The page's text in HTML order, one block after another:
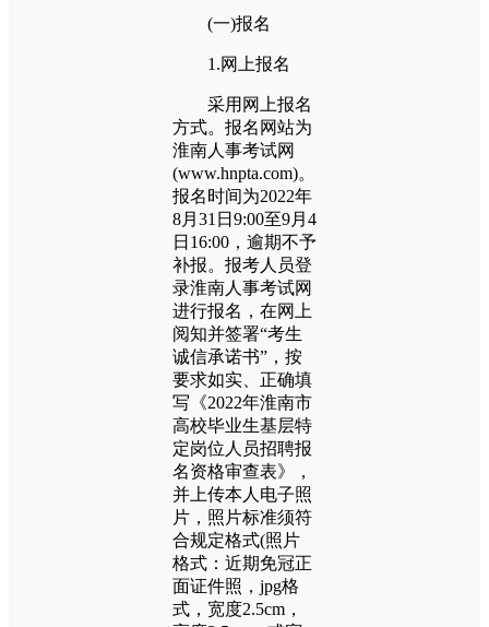
(一)报名
1.网上报名
采用网上报名
方式。报名网站为
淮南人事考试网
(www.hnpta.com)。
报名时间为2022年
8月31日9:00至9月4
日16:00，逾期不予
补报。报考人员登
录淮南人事考试网
进行报名，在网上
阅知并签署“考生
诚信承诺书”，按
要求如实、正确填
写《2022年淮南市
高校毕业生基层特
定岗位人员招聘报
名资格审查表》，
并上传本人电子照
片，照片标准须符
合规定格式(照片
格式：近期免冠正
面证件照，jpg格
式，宽度2.5cm，